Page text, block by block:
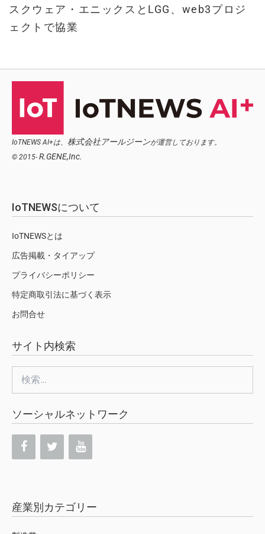
スクウェア・エニックスとLGG、web3プロジ
ェクトで協業
IoTNEWS AI+は、 株式会社アールジーンが運営しております。
© 2015- R.GENE,Inc.
IoTNEWSについて
IoTNEWSとは
広告掲載・タイアップ
プライバシーポリシー
特定商取引法に基づく表示
お問合せ
サイト内検索
索:
ソーシャルネットワーク
産業別カテゴリー